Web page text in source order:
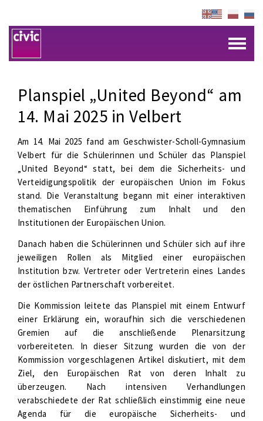
Planspiel „United Beyond“ am
14. Mai 2025 in Velbert
Am 14. Mai 2025 fand am Geschwister-Scholl-Gymnasium
Velbert für die Schülerinnen und Schüler das Planspiel
„United Beyond“ statt, bei dem die Sicherheits- und
Verteidigungspolitik der europäischen Union im Fokus
stand. Die Veranstaltung begann mit einer interaktiven
thematischen Einführung zum Inhalt und den
Institutionen der Europäischen Union.
Danach haben die Schülerinnen und Schüler sich auf ihre
jeweiligen Rollen als Mitglied einer europäischen
Institution bzw. Vertreter oder Vertreterin eines Landes
der östlichen Partnerschaft vorbereitet.
Die Kommission leitete das Planspiel mit einem Entwurf
einer Erklärung ein, woraufhin sich die verschiedenen
Gremien auf die anschließende Plenarsitzung
vorbereiteten. In dieser Sitzung wurden die von der
Kommission vorgeschlagenen Artikel diskutiert, mit dem
Ziel, den Europäischen Rat von deren Inhalt zu
überzeugen. Nach intensiven Verhandlungen
verabschiedete der Rat schließlich einstimmig eine neue
Agenda für die europäische Sicherheits- und